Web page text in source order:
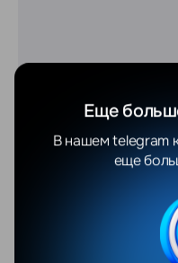
Еще
В нашем telegram
еще